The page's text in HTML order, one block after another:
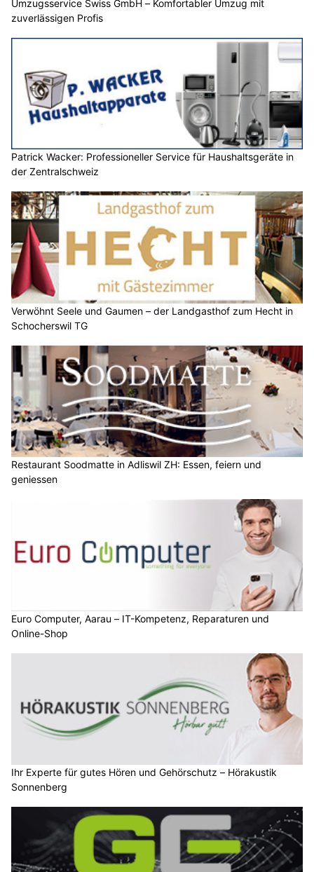
Umzugsservice Swiss GmbH – Komfortabler Umzug mit
zuverlässigen Profis
Patrick Wacker: Professioneller Service für Haushaltsgeräte in
der Zentralschweiz
Verwöhnt Seele und Gaumen – der Landgasthof zum Hecht in
Schocherswil TG
Restaurant Soodmatte in Adliswil ZH: Essen, feiern und
geniessen
Euro Computer, Aarau – IT-Kompetenz, Reparaturen und
Online-Shop
Ihr Experte für gutes Hören und Gehörschutz – Hörakustik
Sonnenberg